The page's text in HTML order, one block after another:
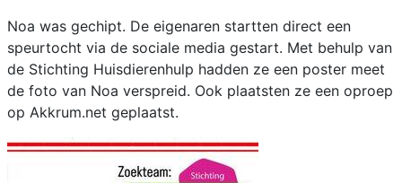
Noa was gechipt. De eigenaren startten direct een
speurtocht via de sociale media gestart. Met behulp van
de Stichting Huisdierenhulp hadden ze een poster meet
de foto van Noa verspreid. Ook plaatsten ze een oproep
op Akkrum.net geplaatst.